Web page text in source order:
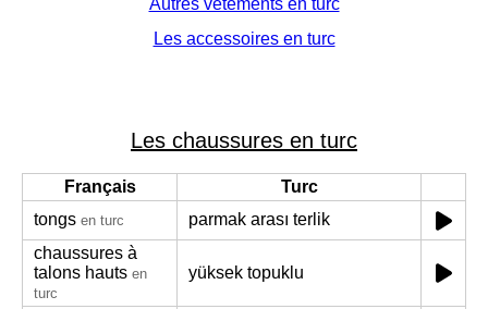
Autres vêtements en turc
Les accessoires en turc
Les chaussures en turc
Français
Turc
tongs en turc
parmak arası terlik
chaussures à
talons hauts en
turc
yüksek topuklu